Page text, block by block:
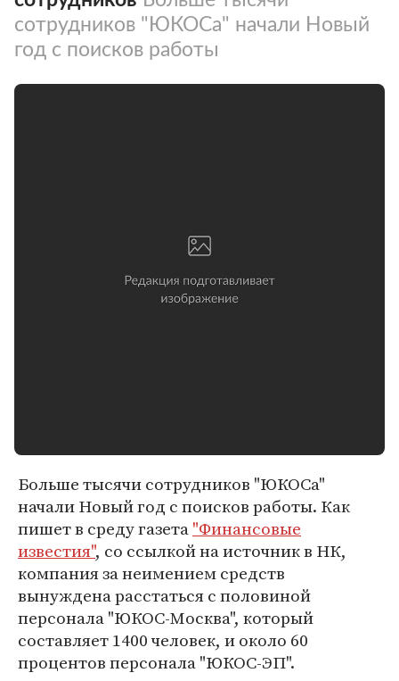
сотрудников "ЮКОСа" начали Новый
год с поисков работы
Больше тысячи сотрудников "ЮКОСа"
начали Новый год с поисков работы. Как
пишет в среду газета"Финансовые
известия", со ссылкой на источник в НК,
компания за неимением средств
вынуждена расстаться с половиной
персонала "ЮКОС-Москва", который
составляет 1400 человек, и около 60
процентов персонала "ЮКОС-ЭП".